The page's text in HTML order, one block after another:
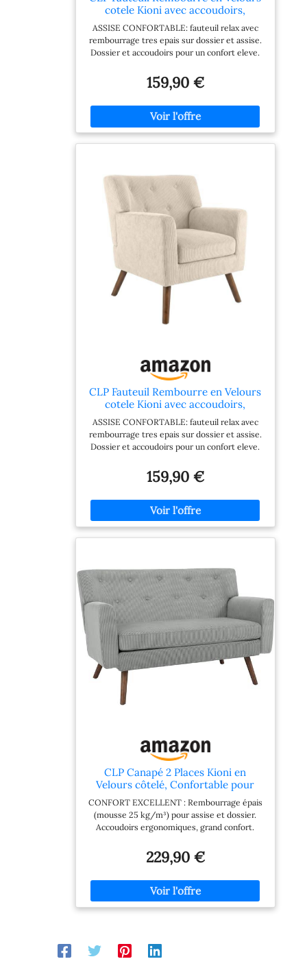
cotele Kioni avec accoudoirs,
Fauteuil Bergere Jusqu a 150 kg,
Fauteuil Relax et TV pour Salon
Couleur:Gris
ASSISE CONFORTABLE: fauteuil relax avec
rembourrage tres epais sur dossier et assise.
Dossier et accoudoirs pour un confort eleve.
epure. Lignes nettes, revetement rembourre
avec boutonnage, pieds en bois brun
bois d hevea robuste, dur et durable. Charge
max 150 kg. Revetement en velours cotele
chambre ou salle d attente. PROTECTION DU
SOL: patins sous les pieds pour eviter les
rayures et proteger les surfaces sensibles.
159,90 €
CLP Fauteuil Rembourre en Velours
cotele Kioni avec accoudoirs,
Fauteuil Bergere Jusqu a 150 kg,
Fauteuil Relax et TV pour Salon
Couleur:crème
ASSISE CONFORTABLE: fauteuil relax avec
rembourrage tres epais sur dossier et assise.
Dossier et accoudoirs pour un confort eleve.
epure. Lignes nettes, revetement rembourre
avec boutonnage, pieds en bois brun
bois d hevea robuste, dur et durable. Charge
max 150 kg. Revetement en velours cotele
chambre ou salle d attente. PROTECTION DU
SOL: patins sous les pieds pour eviter les
rayures et proteger les surfaces sensibles.
159,90 €
CLP Canapé 2 Places Kioni en
Velours côtelé, Confortable pour
Salon, Rembourrage Moelleux, Pieds
en Bois d'hévéa, Charge Max. 240 kg
Couleur:Gris
CONFORT EXCELLENT : Rembourrage épais
(mousse 25 kg/m³) pour assise et dossier.
Accoudoirs ergonomiques, grand confort.
DESIGN MODERNE : Canapé 2 places au
design contemporain, adapté à tous les styles.
brun. MATÉRIAUX PREMIUM : Pieds en bois
d'hévéa robustes pour une grande durabilité.
Supporte 240 kg. Revêtement en velours
coin lecture et petits espaces. SÛR ET
229,90 €